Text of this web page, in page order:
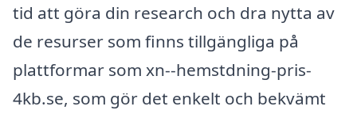
tid att göra din research och dra nytta av
de resurser som finns tillgängliga på
plattformar som xn--hemstdning-pris-
4kb.se, som gör det enkelt och bekvämt